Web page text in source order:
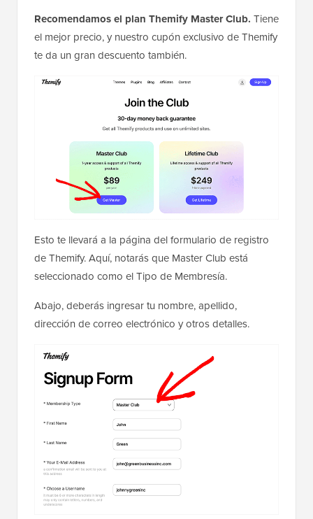
Recomendamos el plan Themify Master Club. Tiene
el mejor precio, y nuestro cupón exclusivo de Themify
te da un gran descuento también.
Esto te llevará a la página del formulario de registro
de Themify. Aquí, notarás que Master Club está
seleccionado como el Tipo de Membresía.
Abajo, deberás ingresar tu nombre, apellido,
dirección de correo electrónico y otros detalles.